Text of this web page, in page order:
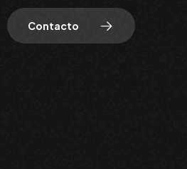
Contacto